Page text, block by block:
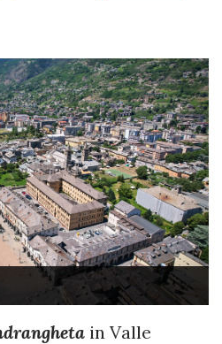
in Valle